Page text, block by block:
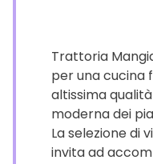
Trattoria
per una cucina
altissima
moderna dei
La selezione di
invita ad